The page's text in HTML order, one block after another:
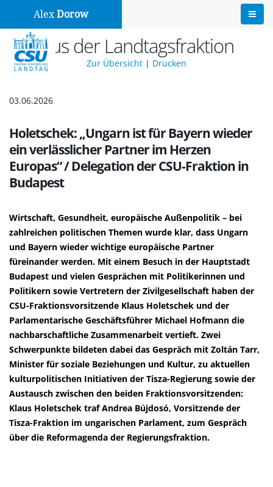
AlexDorow
Aus der Landtagsfraktion
Zur Übersicht | Drucken
03.06.2026
Holetschek: „Ungarn ist für Bayern wieder
ein verlässlicher Partner im Herzen
Europas“ / Delegation der CSU-Fraktion in
Budapest
Wirtschaft, Gesundheit, europäische Außenpolitik – bei
zahlreichen politischen Themen wurde klar, dass Ungarn
und Bayern wieder wichtige europäische Partner
füreinander werden. Mit einem Besuch in der Hauptstadt
Budapest und vielen Gesprächen mit Politikerinnen und
Politikern sowie Vertretern der Zivilgesellschaft haben der
CSU-Fraktionsvorsitzende Klaus Holetschek und der
Parlamentarische Geschäftsführer Michael Hofmann die
nachbarschaftliche Zusammenarbeit vertieft. Zwei
Schwerpunkte bildeten dabei das Gespräch mit Zoltán Tarr,
Minister für soziale Beziehungen und Kultur, zu aktuellen
kulturpolitischen Initiativen der Tisza-Regierung sowie der
Austausch zwischen den beiden Fraktionsvorsitzenden:
Klaus Holetschek traf Andrea Bújdosó, Vorsitzende der
Tisza-Fraktion im ungarischen Parlament, zum Gespräch
über die Reformagenda der Regierungsfraktion.